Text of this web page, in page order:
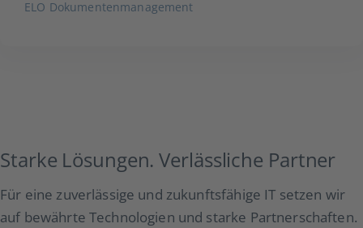
ELO Dokumentenmanagement
Starke Lösungen. Verlässliche Partner
Für eine zuverlässige und zukunftsfähige IT setzen wir
auf bewährte Technologien und starke Partnerschaften.